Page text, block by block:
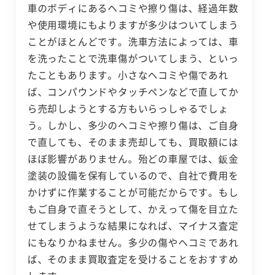
車のボディにあるヘコミや擦り傷は、経過年数
や使用環境にもよりますが多少はついてしまう
ことがほとんどです。洗車方法によっては、車
を洗ったことで洗車傷がついてしまう、といっ
たこともあります。小さなヘコミや傷であれ
ば、コンパウンドやタッチペンなどで直してか
ら売却しようとする方もいらっしゃるでしょ
う。しかし、多少のヘコミや擦り傷は、ご自身
で直しても、そのまま売却しても、買取額には
ほぼ影響がありません。殆どの車屋では、鈑金
塗装の設備を保有しているので、自社で費用を
かけずに作業することが可能だからです。もし
もご自身で直そうとして、かえって傷を目立た
せてしまうような結果になれば、マイナス査定
にもなりかねません。多少の傷やヘコミであれ
ば、そのまま買取査定を受けることをおすすめ